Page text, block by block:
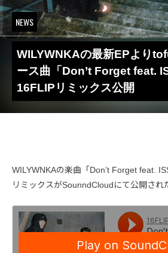
NEWS
WILYWNKAの最新EPより
ース曲「Don’t Forget feat.
16FLIPリミックス公開
WILYWNKAの楽曲「Don’t Forget feat.
リミックスがSounndCloudにて公開され